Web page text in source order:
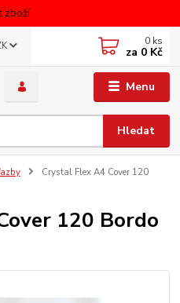
zboží
Menu
Hledat
0 ks
za 0 Kč
Crystal Flex A4 Cover 120
120 Bordo